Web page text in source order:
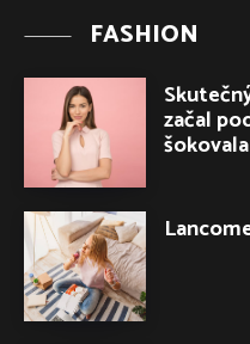
FASHION
začal